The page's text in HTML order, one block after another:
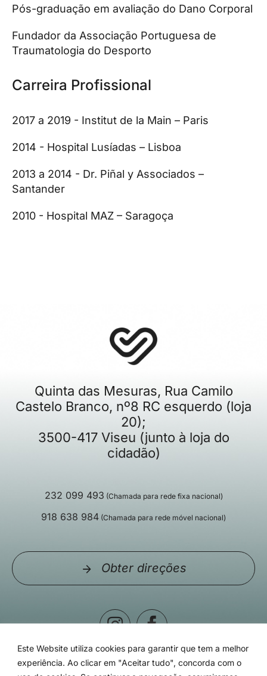
Este Website utiliza cookies para garantir que tem a melhor
experiência. Ao clicar em "Aceitar tudo", concorda com o
Pós-graduação em avaliação do Dano Corporal
Fundador da Associação Portuguesa de
Traumatologia do Desporto
Carreira Profissional
2017 a 2019 - Institut de la Main – Paris
2014 - Hospital Lusíadas – Lisboa
2013 a 2014 - Dr. Piñal y Associados –
Santander
2010 - Hospital MAZ – Saragoça
Quinta das Mesuras, Rua Camilo
Castelo Branco, nº8 RC esquerdo (loja
20);
3500-417 Viseu (junto à loja do
cidadão)
232 099 493 (Chamada para rede fixa nacional)
918 638 984 (Chamada para rede móvel nacional)
Obter direções